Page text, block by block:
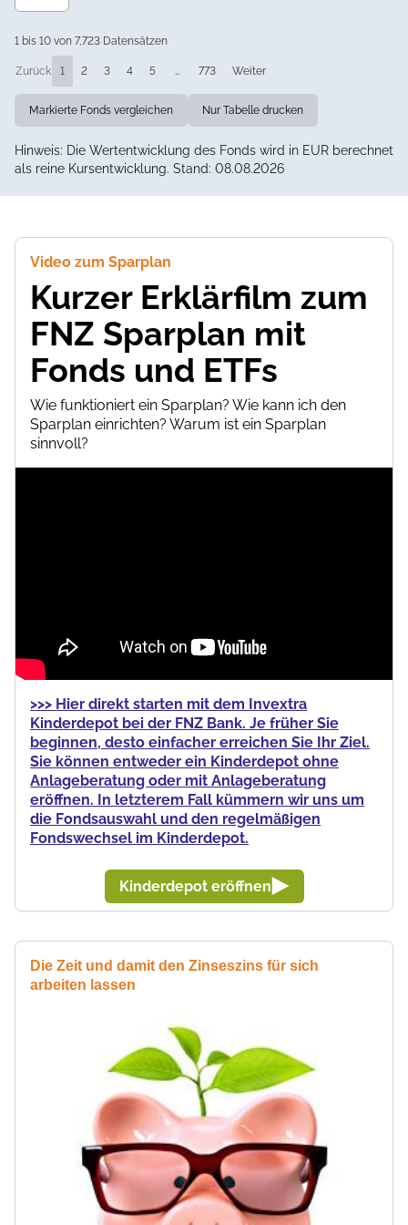
1 bis 10 von 7,723 Datensätzen
Zurück 1 2 3 4 5 … 773 Weiter
Markierte Fonds vergleichen Nur Tabelle drucken
Hinweis: Die Wertentwicklung des Fonds wird in EUR berechnet
als reine Kursentwicklung. Stand: 08.08.2026
Video zum Sparplan
Kurzer Erklärfilm zum
FNZ Sparplan mit
Fonds und ETFs
Wie funktioniert ein Sparplan? Wie kann ich den
Sparplan einrichten? Warum ist ein Sparplan
sinnvoll?
>>> Hier direkt starten mit dem Invextra
Kinderdepot bei der FNZ Bank. Je früher Sie
beginnen, desto einfacher erreichen Sie Ihr Ziel.
Sie können entweder ein Kinderdepot ohne
Anlageberatung oder mit Anlageberatung
eröffnen. In letzterem Fall kümmern wir uns um
die Fondsauswahl und den regelmäßigen
Fondswechsel im Kinderdepot.
Kinderdepot eröffnen
Die Zeit und damit den Zinseszins für sich
arbeiten lassen